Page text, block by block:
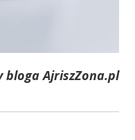
bloga AjriszZona.pl